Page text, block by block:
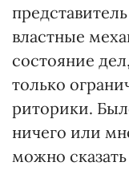
властные
состояние
только
риторики.
ничего или
можно